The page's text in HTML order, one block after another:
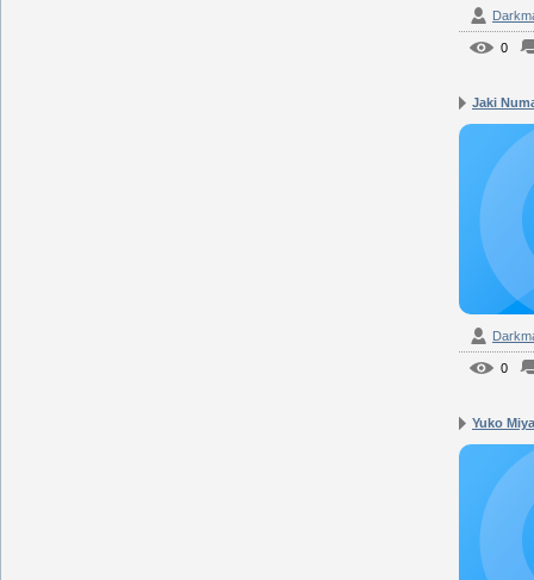
0
Jaki
0
Yuko